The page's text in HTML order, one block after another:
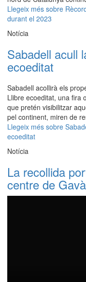
Llegeix més sobre
durant el 2023
Notícia
Sabadell acull
ecoeditat
Sabadell acollirà els
Llibre ecoeditat, una fira
que pretén visibilitzar
pel continent, miren de
Llegeix més sobre
ecoeditat
Notícia
La recollida
centre de Gavà